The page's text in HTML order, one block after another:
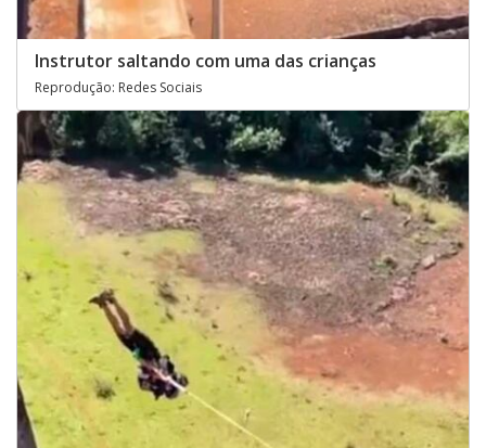
Instrutor saltando com uma das crianças
Reprodução: Redes Sociais